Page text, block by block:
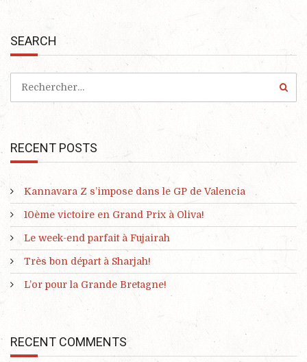
SEARCH
RECENT POSTS
Kannavara Z s’impose dans le GP de Valencia
10ème victoire en Grand Prix à Oliva!
Le week-end parfait à Fujairah
Très bon départ à Sharjah!
L’or pour la Grande Bretagne!
RECENT COMMENTS